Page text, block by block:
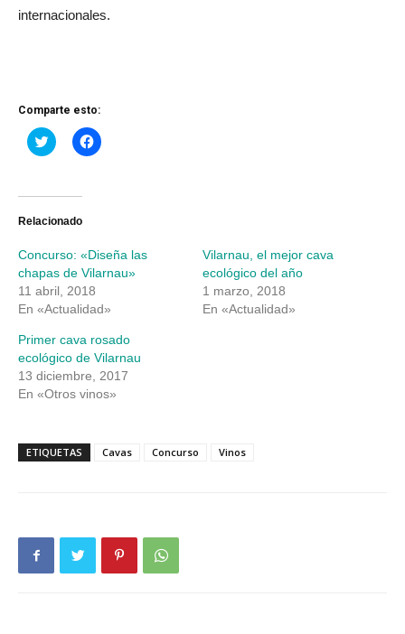
internacionales.
Comparte esto:
Haz
clic
Twitter
abre
ventana
nueva)
Haz
clic
ventana
nueva)
Relacionado
Concurso: «Diseña las
chapas de Vilarnau»
11 abril, 2018
En «Actualidad»
Vilarnau, el mejor cava
ecológico del año
1 marzo, 2018
En «Actualidad»
Primer cava rosado
ecológico de Vilarnau
13 diciembre, 2017
En «Otros vinos»
ETIQUETAS Cavas Concurso Vinos